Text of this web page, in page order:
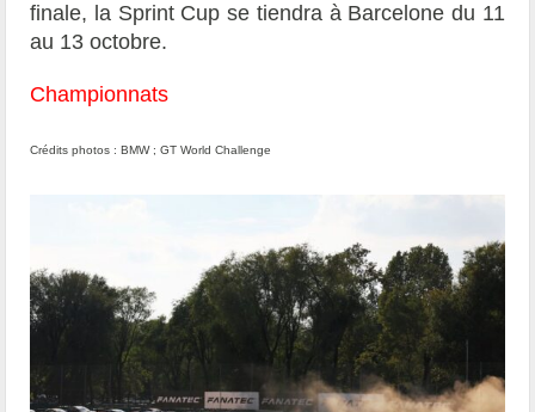
finale, la Sprint Cup se tiendra à Barcelone du 11
au 13 octobre.
Championnats
Crédits photos : BMW ; GT World Challenge